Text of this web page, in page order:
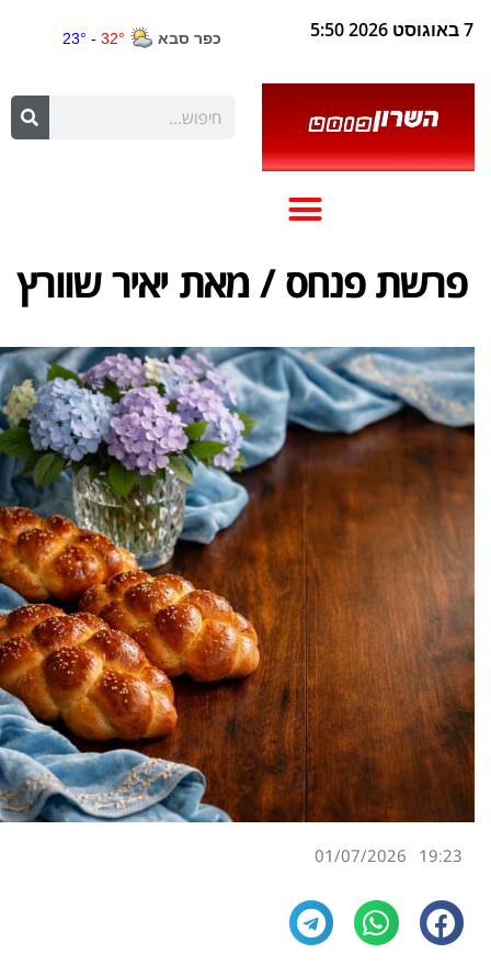
7 באוגוסט 2026 5:50
פרשת פנחס / מאת יאיר שוורץ
19:23
01/07/2026